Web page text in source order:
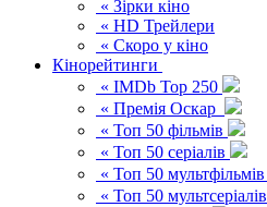
« Зірки кіно
« HD Трейлери
« Скоро у кіно
Кінорейтинги
« IMDb Top 250
« Премія Оскар
« Топ 50 фільмів
« Топ 50 серіалів
« Топ 50 мультфільмів
« Топ 50 мультсеріалів